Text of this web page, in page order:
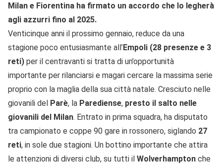
Milan e Fiorentina ha firmato un accordo che lo legherà
agli azzurri fino al 2025.
Venticinque anni il prossimo gennaio, reduce da una
stagione poco entusiasmante all’Empoli (28 presenze e 3
reti) per il centravanti si tratta di un’opportunità
importante per rilanciarsi e magari cercare la massima serie
proprio con la maglia della sua città natale. Cresciuto nelle
giovanili del Parè, la Parediense, presto il salto nelle
giovanili del Milan. Entrato in prima squadra, ha disputato
tra campionato e coppe 90 gare in rossonero, siglando 27
reti, in sole due stagioni. Un bottino importante che attira
le attenzioni di diversi club, su tutti il Wolverhampton che